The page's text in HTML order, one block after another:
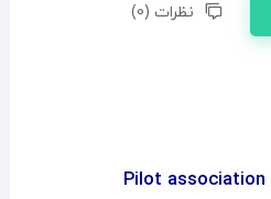
نظرات (0)